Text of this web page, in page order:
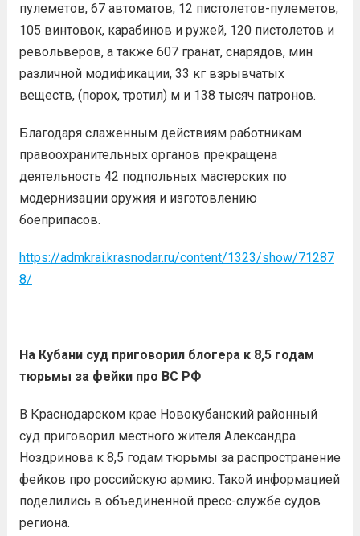
пулеметов, 67 автоматов, 12 пистолетов-пулеметов,
105 винтовок, карабинов и ружей, 120 пистолетов и
револьверов, а также 607 гранат, снарядов, мин
различной модификации, 33 кг взрывчатых
веществ, (порох, тротил) м и 138 тысяч патронов.
Благодаря слаженным действиям работникам
правоохранительных органов прекращена
деятельность 42 подпольных мастерских по
модернизации оружия и изготовлению
боеприпасов.
https://admkrai.krasnodar.ru/content/1323/show/71287
8/
На Кубани суд приговорил блогера к 8,5 годам
тюрьмы за фейки про ВС РФ
В Краснодарском крае Новокубанский районный
суд приговорил местного жителя Александра
Ноздринова к 8,5 годам тюрьмы за распространение
фейков про российскую армию. Такой информацией
поделились в объединенной пресс-службе судов
региона.